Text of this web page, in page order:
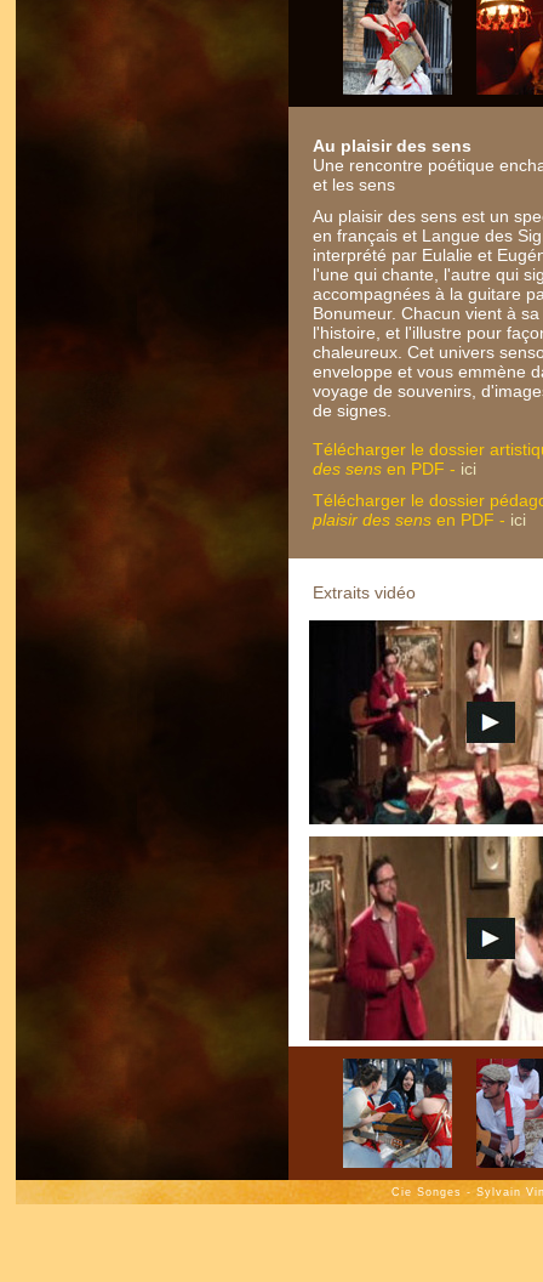
Au plaisir des sens
Une rencontre poétique
et les sens
Au plaisir des sens est un
en français et Langue des
interprété par Eulalie et
l'une qui chante, l'autre qui
accompagnées à la guitare
Bonumeur. Chacun vient à
l'histoire, et l'illustre pour
chaleureux. Cet univers
enveloppe et vous emmène
voyage de souvenirs,
de signes.
Télécharger le dossier
des sens en PDF - ici
Télécharger le dossier
plaisir des sens en PDF - ici
Extraits vidéo
Cie Songes - Sylvain